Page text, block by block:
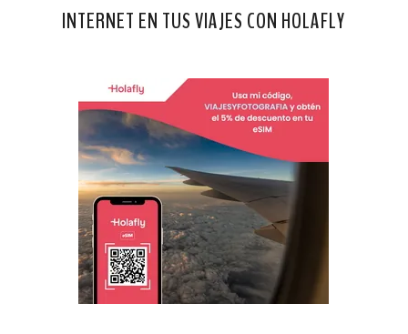
INTERNET EN TUS VIAJES CON HOLAFLY